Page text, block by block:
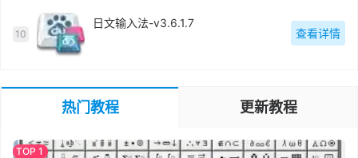
10
日文输入法-v3.6.1.7
查看详情
热门教程 更新教程